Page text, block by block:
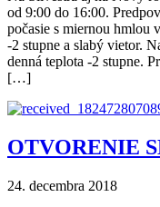
od 9:00 do 16:00.
počasie s miernou hmlou
-2 stupne a slabý vietor.
denná teplota -2 stupne.
[…]
OTVORENIE
24. decembra 2018